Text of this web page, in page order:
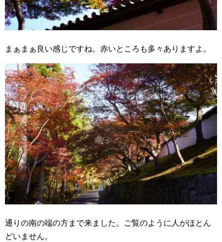
まぁまぁ良い感じですね。赤いところも多々ありますよ。
通りの南の端の方まで来ました。ご覧のように人がほとん
どいません。